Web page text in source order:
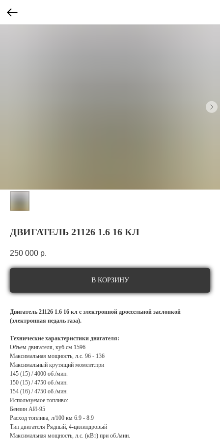
ДВИГАТЕЛЬ 21126 1.6 16 КЛ
250 000 р.
В КОРЗИНУ
Двигатель 21126 1.6 16 кл с электронной дроссельной заслонкой
(электронная педаль газа).
Технические характеристики двигателя:
Объем двигателя, куб.см 1596
Максимальная мощность, л.с. 96 - 136
Максимальный крутящий момент:при
145 (15) / 4000 об./мин.
150 (15) / 4750 об./мин.
154 (16) / 4750 об./мин.
Используемое топливо:
Бензин АИ-95
Расход топлива, л/100 км 6.9 - 8.9
Тип двигателя Рядный, 4-цилиндровый
Максимальная мощность, л.с. (кВт) при об./мин.